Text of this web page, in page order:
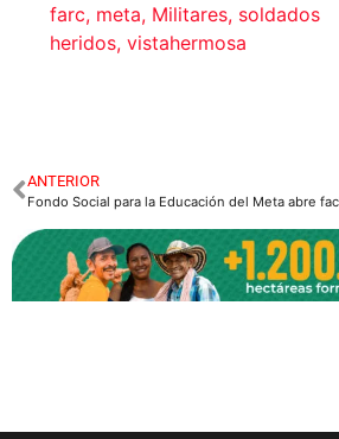
farc, meta, Militares, soldados
heridos, vistahermosa
ANTERIOR